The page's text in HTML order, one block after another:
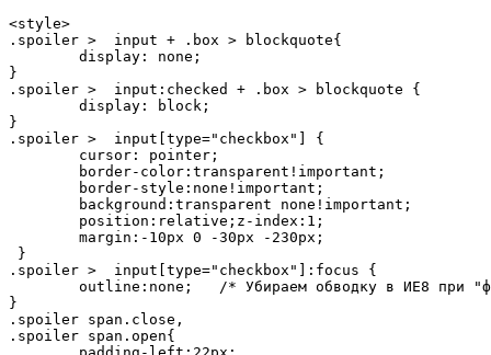
<style>
.spoiler >  input + .box > blockquote{
}
.spoiler >  input:checked + .box > blockquote {
}
.spoiler >  input[type="checkbox"] {
}
.spoiler >  input[type="checkbox"]:focus {
}
.spoiler span.close,
.spoiler span.open{